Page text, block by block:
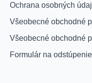
Ochrana osobných
Všeobecné obchodné
Všeobecné obchodné
Formulár na